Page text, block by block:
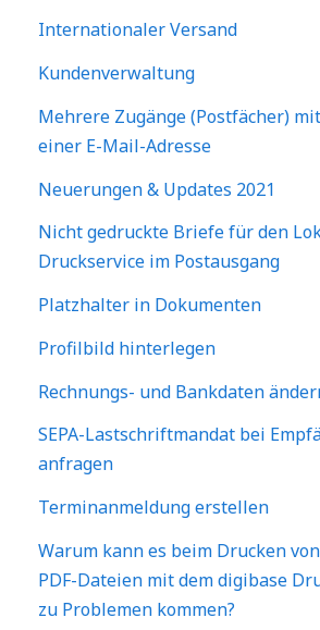
Internationaler Versand
Kundenverwaltung
Mehrere Zugänge (Postfächer) mit
einer E-Mail-Adresse
Neuerungen & Updates 2021
Nicht gedruckte Briefe für den
Druckservice im Postausgang
Platzhalter in Dokumenten
Profilbild hinterlegen
Rechnungs- und Bankdaten
SEPA-Lastschriftmandat bei
anfragen
Terminanmeldung erstellen
Warum kann es beim Drucken von
PDF-Dateien mit dem digibase
zu Problemen kommen?